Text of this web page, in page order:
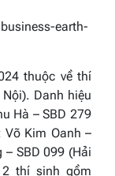
thuộc về thí
Danh hiệu
Hà – SBD 279
Kim Oanh –
– SBD 099 (Hải
thí sinh gồm